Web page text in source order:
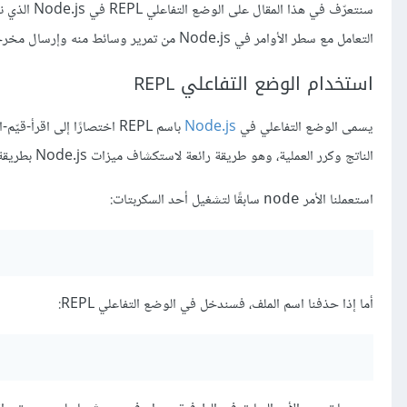
سنتعرّف في هذا المقال على الوضع التفاعلي REPL في Node.js الذي نستخدمه في الطرفية لتقييم تعبير برمجي مكتوب
التعامل مع سطر الأوامر في Node.js من تمرير وسائط منه وإرسال مخرجات إليه وقبول مدخلات منه.
استخدام الوضع التفاعلي REPL
يسمى الوضع التفاعلي في Node.js
الناتج وكرر العملية، وهو طريقة رائعة لاستكشاف ميزات Node.js بطريقة سريعة.
استعملنا الأمر node سابقًا لتشغيل أحد السكربتات:
أما إذا حذفنا اسم الملف، فسندخل في الوضع التفاعلي REPL: